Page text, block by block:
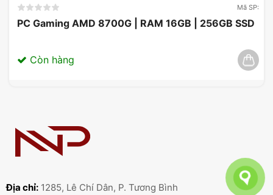
Mã SP:
PC Gaming AMD 8700G | RAM 16GB | 256GB SSD
Còn hàng
Địa chỉ: 1285, Lê Chí Dân, P. Tương Bình